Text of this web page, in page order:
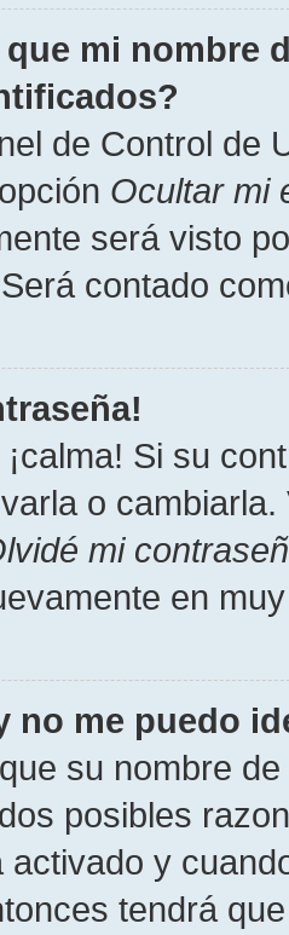
mi nombre
de Control de
Ocultar mi
será visto
contado
Si su
o
mi
en
no me puedo
su nombre
posibles
activado y
tendrá